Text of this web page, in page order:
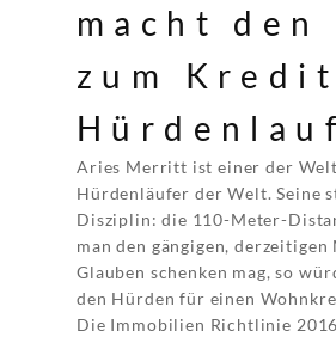
macht den
zum Kredit
Hürdenlauf
Aries Merritt ist einer der
Hürdenläufer der Welt. Seine
Disziplin: die 110-Meter-
man den gängigen, derzeitigen
Glauben schenken mag, so
den Hürden für einen
Die Immobilien Richtlinie